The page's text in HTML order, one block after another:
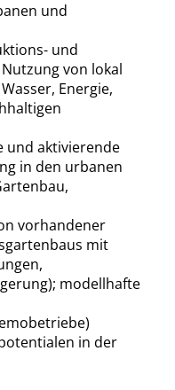
und
und
von lokal
Energie,
und aktivierende
in den urbanen
vorhandener
mit
modellhafte
in der